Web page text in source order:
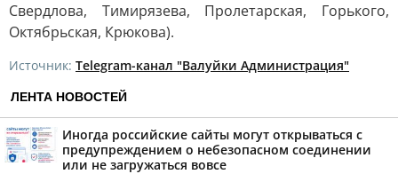
Свердлова, Тимирязева, Пролетарская, Горького,
Октябрьская, Крюкова).
Источник: Telegram-канал "Валуйки Администрация"
ЛЕНТА НОВОСТЕЙ
Иногда российские сайты могут открываться с
предупреждением о небезопасном соединении
или не загружаться вовсе